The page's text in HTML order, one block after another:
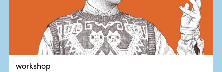
workshop